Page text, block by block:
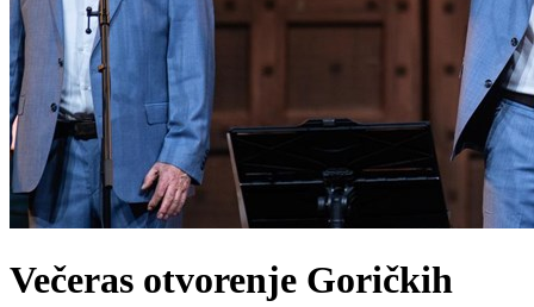
Večeras otvorenje Goričkih